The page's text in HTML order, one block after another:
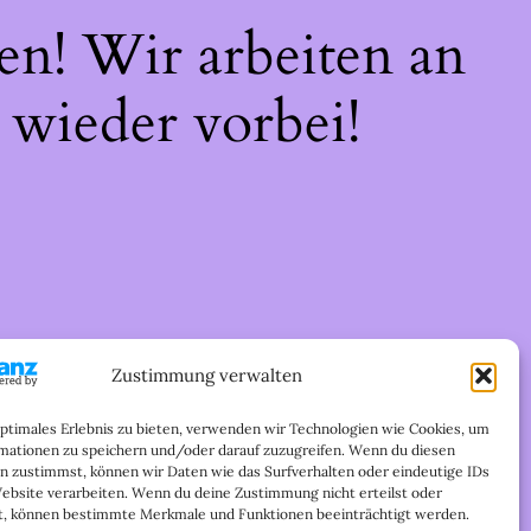
Zustimmung verwalten
Erlebnis zu bieten, verwenden wir Technologien wie Cookies, um
zu speichern und/oder darauf zuzugreifen. Wenn du diesen
zustimmst, können wir Daten wie das Surfverhalten oder eindeutige IDs
verarbeiten. Wenn du deine Zustimmung nicht erteilst oder
können bestimmte Merkmale und Funktionen beeinträchtigt werden.
Wir arbeiten an
vorbei!